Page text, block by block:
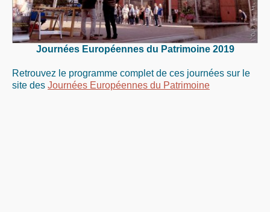
Journées Européennes du Patrimoine 2019
Retrouvez le programme complet de ces journées sur le
site des Journées Européennes du Patrimoine